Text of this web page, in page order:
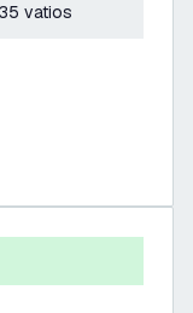
vatios